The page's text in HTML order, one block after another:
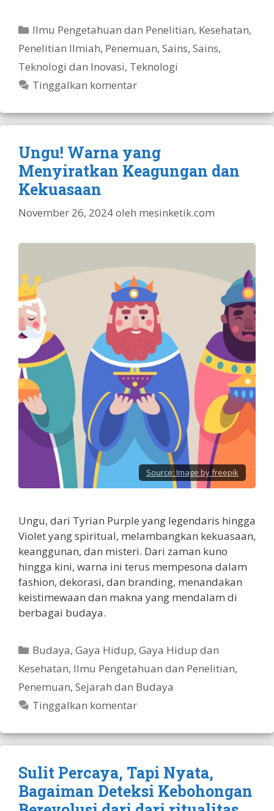
Kategori
Ilmu Pengetahuan dan Penelitian, Kesehatan,
Penelitian Ilmiah, Penemuan, Sains, Sains,
Teknologi dan Inovasi, Teknologi
Tinggalkan komentar
Ungu! Warna yang
Menyiratkan Keagungan dan
Kekuasaan
November 26, 2024oleh mesinketik.com
Source:Image by freepik
Ungu, dari Tyrian Purple yang legendaris hingga
Violet yang spiritual, melambangkan kekuasaan,
keanggunan, dan misteri. Dari zaman kuno
hingga kini, warna ini terus mempesona dalam
fashion, dekorasi, dan branding, menandakan
keistimewaan dan makna yang mendalam di
berbagai budaya.
Kategori
Budaya,Gaya Hidup,Gaya Hidup dan
Kesehatan, Ilmu Pengetahuan dan Penelitian,
Penemuan, Sejarah dan Budaya
Tinggalkan komentar
Sulit Percaya, Tapi Nyata,
Bagaiman Deteksi Kebohongan